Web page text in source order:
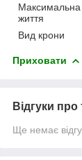
Максимальна
життя
Вид крони
Приховати
Відгуки про
Ще немає